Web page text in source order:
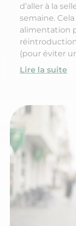
d’aller à la
semaine.
alimentation
(pour éviter
digestif)
Lire la suite